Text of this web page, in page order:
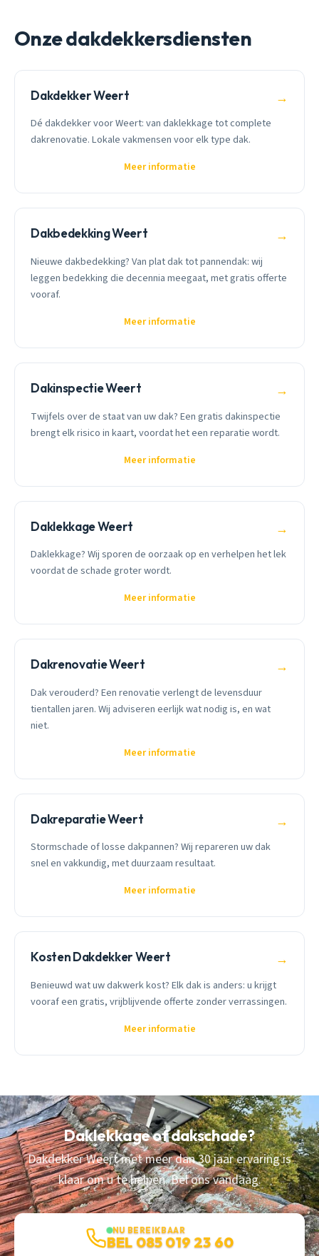
Onze dakdekkersdiensten
Dakdekker Weert →
Dé dakdekker voor Weert: van daklekkage tot complete
dakrenovatie. Lokale vakmensen voor elk type dak.
Meer informatie
Dakbedekking Weert →
Nieuwe dakbedekking? Van plat dak tot pannendak: wij
leggen bedekking die decennia meegaat, met gratis offerte
vooraf.
Meer informatie
Dakinspectie Weert →
Twijfels over de staat van uw dak? Een gratis dakinspectie
brengt elk risico in kaart, voordat het een reparatie wordt.
Meer informatie
Daklekkage Weert →
Daklekkage? Wij sporen de oorzaak op en verhelpen het lek
voordat de schade groter wordt.
Meer informatie
Dakrenovatie Weert →
Dak verouderd? Een renovatie verlengt de levensduur
tientallen jaren. Wij adviseren eerlijk wat nodig is, en wat
niet.
Meer informatie
Dakreparatie Weert →
Stormschade of losse dakpannen? Wij repareren uw dak
snel en vakkundig, met duurzaam resultaat.
Meer informatie
Kosten Dakdekker Weert →
Benieuwd wat uw dakwerk kost? Elk dak is anders: u krijgt
vooraf een gratis, vrijblijvende offerte zonder verrassingen.
Meer informatie
Daklekkage of dakschade?
Dakdekker Weert met meer dan 30 jaar ervaring is
klaar om u te helpen. Bel ons vandaag.
NU BEREIKBAAR
BEL 085 019 23 60